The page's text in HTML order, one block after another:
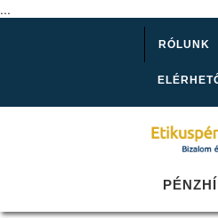
...
RÓLUNK